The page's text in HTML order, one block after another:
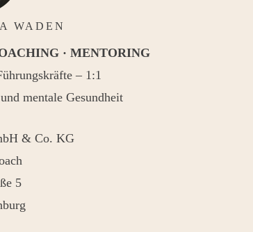
WADEN
· MENTORING
– 1:1
mentale Gesundheit
& Co. KG
5